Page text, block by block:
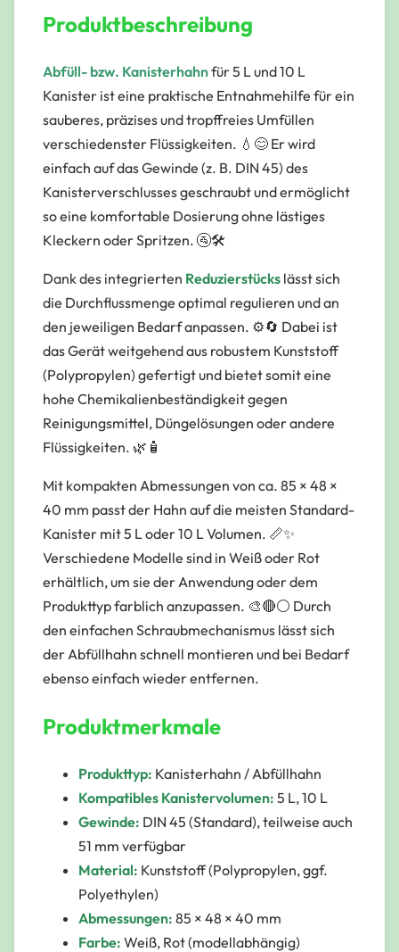
Produktbeschreibung
Abfüll- bzw. Kanisterhahnfür 5 L und 10 L
Kanister ist eine praktische Entnahmehilfe für ein
sauberes, präzises und tropffreies Umfüllen
verschiedenster Flüssigkeiten. 💧😊 Er wird
einfach auf das Gewinde (z. B. DIN 45) des
Kanisterverschlusses geschraubt und ermöglicht
so eine komfortable Dosierung ohne lästiges
Kleckern oder Spritzen. 🚰🛠️
Dank des integrierten Reduzierstücks lässt sich
die Durchflussmenge optimal regulieren und an
den jeweiligen Bedarf anpassen. ⚙️🔄 Dabei ist
das Gerät weitgehend aus robustem Kunststoff
(Polypropylen) gefertigt und bietet somit eine
hohe Chemikalienbeständigkeit gegen
Reinigungsmittel, Düngelösungen oder andere
Flüssigkeiten. 🌿🧴
Mit kompakten Abmessungen von ca. 85 × 48 ×
40 mm passt der Hahn auf die meisten Standard-
Kanister mit 5 L oder 10 L Volumen. 📏✨
Verschiedene Modelle sind in Weiß oder Rot
erhältlich, um sie der Anwendung oder dem
Produkttyp farblich anzupassen. 🎨️🔴⚪ Durch
den einfachen Schraubmechanismus lässt sich
der Abfüllhahn schnell montieren und bei Bedarf
ebenso einfach wieder entfernen.
Produktmerkmale
Produkttyp: Kanisterhahn / Abfüllhahn
Kompatibles Kanistervolumen: 5 L, 10 L
Gewinde: DIN 45 (Standard), teilweise auch
51 mm verfügbar
Material: Kunststoff (Polypropylen, ggf.
Polyethylen)
Abmessungen: 85 × 48 × 40 mm
Farbe: Weiß, Rot (modellabhängig)